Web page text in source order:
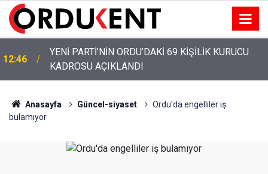
12:46
YENİ PARTİ’NİN ORDU’DAKİ 69 KİŞİLİK KURUCU
KADROSU AÇIKLANDI
Anasayfa Güncel-siyaset
Ordu'da engelliler iş
bulamıyor